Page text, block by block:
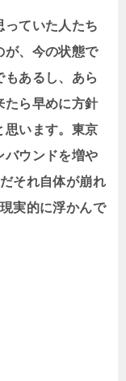
っていた人たち
が、今の状態で
もあるし、あら
たら早めに方針
思います。東京
バウンドを増や
それ自体が崩れ
実的に浮かんで